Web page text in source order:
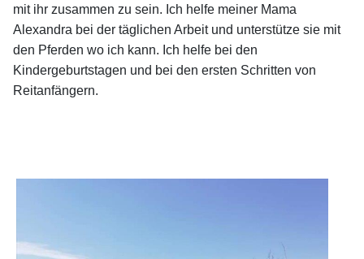
mit ihr zusammen zu sein. Ich helfe meiner Mama
Alexandra bei der täglichen Arbeit und unterstütze sie mit
den Pferden wo ich kann. Ich helfe bei den
Kindergeburtstagen und bei den ersten Schritten von
Reitanfängern.